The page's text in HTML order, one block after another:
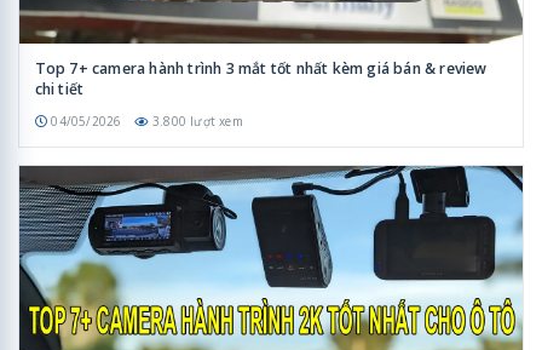
Top 7+ camera hành trình 3 mắt tốt nhất kèm giá bán & review
chi tiết
04/05/2026 3.800 lượt xem